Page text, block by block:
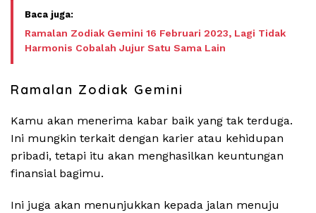
Ramalan Zodiak Gemini 16 Februari 2023, Lagi Tidak
Harmonis Cobalah Jujur Satu Sama Lain
Ramalan Zodiak Gemini
Kamu akan menerima kabar baik yang tak terduga.
Ini mungkin terkait dengan karier atau kehidupan
pribadi, tetapi itu akan menghasilkan keuntungan
finansial bagimu.
Ini juga akan menunjukkan kepada jalan menuju